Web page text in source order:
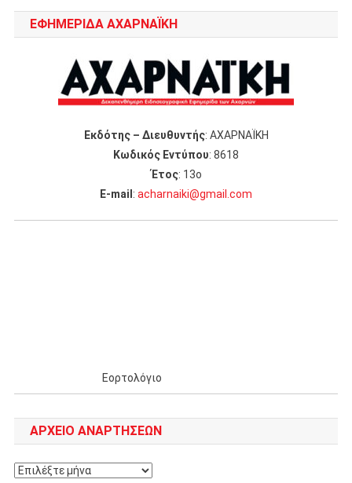
ΕΦΗΜΕΡΙΔΑ ΑΧΑΡΝΑΪΚΗ
Εκδότης – Διευθυντής: ΑΧΑΡΝΑΪΚΗ
Κωδικός Εντύπου: 8618
Έτος: 13ο
Ε-mail : acharnaiki@gmail.com
Εορτολόγιο
ΑΡΧΕΊΟ ΑΝΑΡΤΉΣΕΩΝ
Αρχείο